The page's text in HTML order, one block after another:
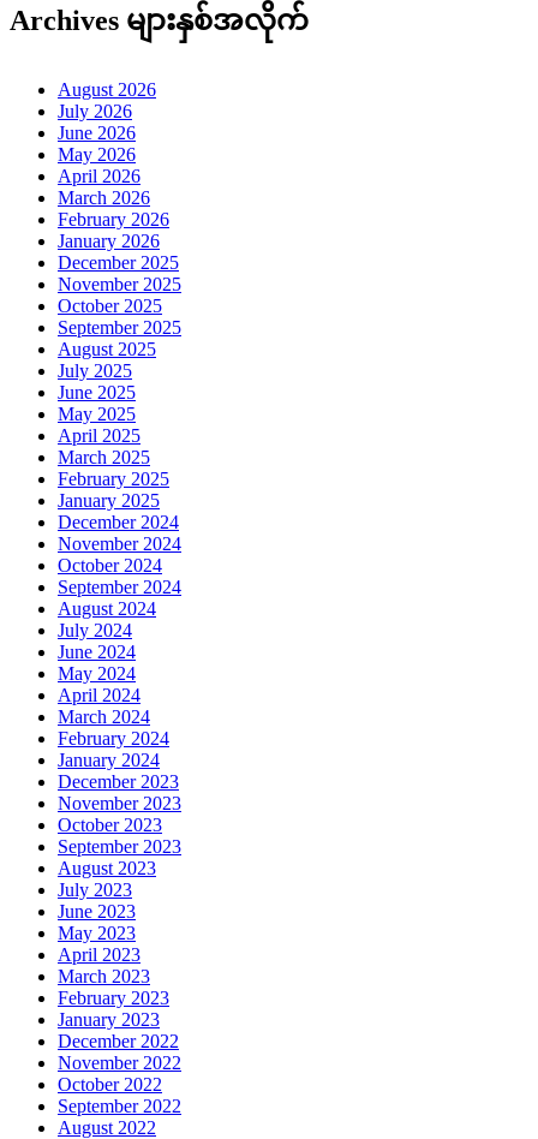
Archives များနှစ်အလိုက်
August 2026
July 2026
June 2026
May 2026
April 2026
March 2026
February 2026
January 2026
December 2025
November 2025
October 2025
September 2025
August 2025
July 2025
June 2025
May 2025
April 2025
March 2025
February 2025
January 2025
December 2024
November 2024
October 2024
September 2024
August 2024
July 2024
June 2024
May 2024
April 2024
March 2024
February 2024
January 2024
December 2023
November 2023
October 2023
September 2023
August 2023
July 2023
June 2023
May 2023
April 2023
March 2023
February 2023
January 2023
December 2022
November 2022
October 2022
September 2022
August 2022